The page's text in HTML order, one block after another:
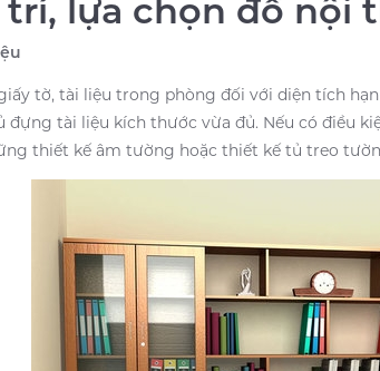
trí, lựa chọn đồ nội
tờ, tài liệu trong phòng đối với diện tích
đựng tài liệu kích thước vừa đủ. Nếu có điều
thiết kế âm tường hoặc thiết kế tủ treo